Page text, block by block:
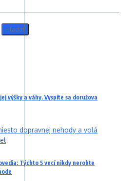
Hľadať
výšky a váhy. Vyspíte sa doružova
Týchto 5 vecí nikdy nerobte